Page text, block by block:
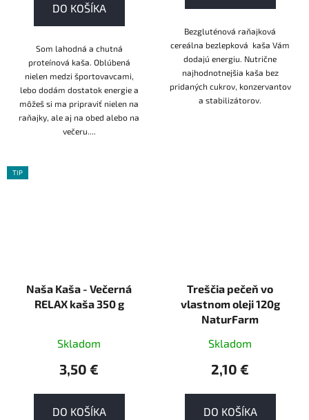
DO KOŠÍKA
Som lahodná a chutná
proteínová kaša. Oblúbená
nielen medzi športovavcami,
lebo dodám dostatok energie a
môžeš si ma pripraviť nielen na
raňajky, ale aj na obed alebo na
večeru....
Bezgluténová raňajková
cereálna bezlepková kaša Vám
dodajú energiu. Nutrične
najhodnotnejšia kaša bez
pridaných cukrov, konzervantov
a stabilizátorov.
TIP
Naša Kaša - Večerná
RELAX kaša 350 g
Skladom
3,50 €
DO KOŠÍKA
Treščia pečeň vo
vlastnom oleji 120g
NaturFarm
Skladom
2,10 €
DO KOŠÍKA